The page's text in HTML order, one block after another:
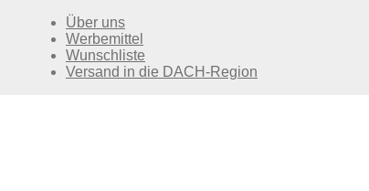
Über uns
Werbemittel
Wunschliste
Versand in die DACH-Region